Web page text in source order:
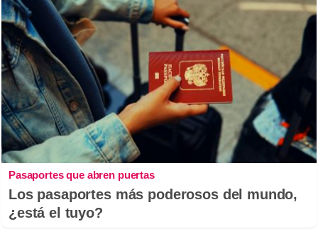
Pasaportes que abren puertas
Los pasaportes más poderosos del mundo,
¿está el tuyo?